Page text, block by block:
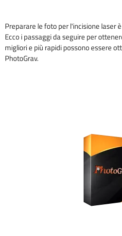
Preparare le foto per l'incisione laser
Ecco i passaggi da seguire per
migliori e più rapidi possono essere
PhotoGrav.